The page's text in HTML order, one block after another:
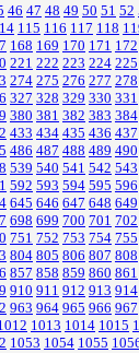
46 47 48 49 50 51 52
115 116 117 118
168 169 170 171 172
221 222 223 224 225
274 275 276 277 278
327 328 329 330 331
380 381 382 383 384
433 434 435 436 437
486 487 488 489 490
539 540 541 542 543
592 593 594 595 596
645 646 647 648 649
698 699 700 701 702
751 752 753 754 755
804 805 806 807 808
857 858 859 860 861
910 911 912 913 914
963 964 965 966 967
1013 1014 1015
1053 1054 1055